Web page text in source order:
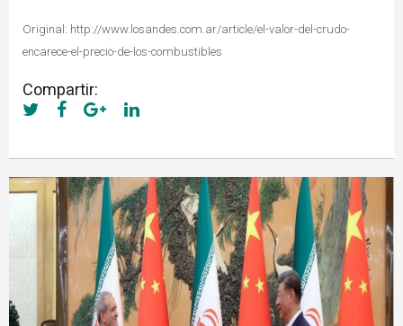
Original: http://www.losandes.com.ar/article/el-valor-del-crudo-
encarece-el-precio-de-los-combustibles
Compartir: